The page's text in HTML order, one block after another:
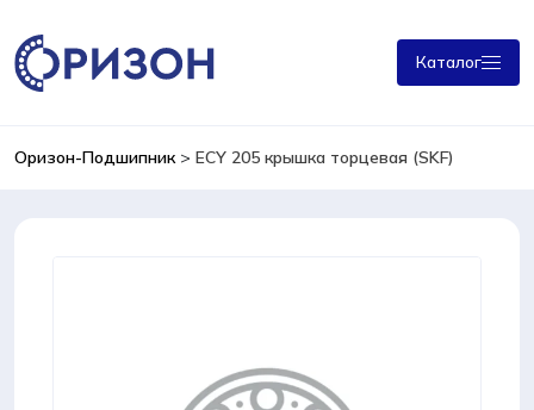
Каталог
Оризон-Подшипник> ECY 205 крышка торцевая (SKF)